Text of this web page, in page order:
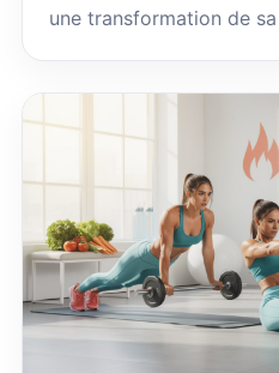
une transformation de